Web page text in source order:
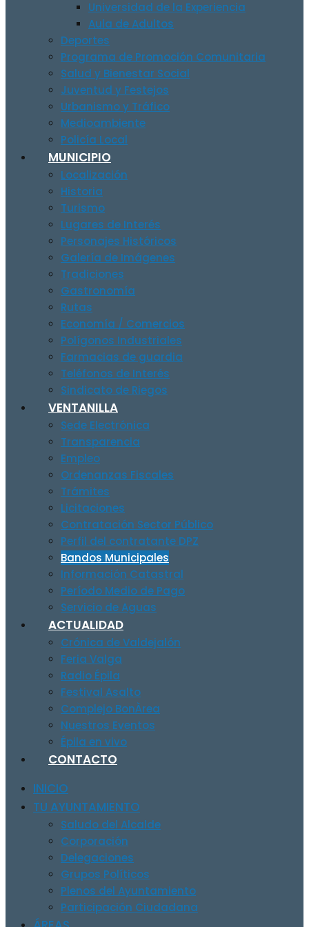
Universidad de la Experiencia
Aula de Adultos
Deportes
Programa de Promoción Comunitaria
Salud y Bienestar Social
Juventud y Festejos
Urbanismo y Tráfico
Medioambiente
Policía Local
MUNICIPIO
Localización
Historia
Turismo
Lugares de Interés
Personajes Históricos
Galería de Imágenes
Tradiciones
Gastronomía
Rutas
Economía / Comercios
Polígonos Industriales
Farmacias de guardia
Teléfonos de Interés
Sindicato de Riegos
VENTANILLA
Sede Electrónica
Transparencia
Empleo
Ordenanzas Fiscales
Trámites
Licitaciones
Contratación Sector Público
Perfil del contratante DPZ
Bandos Municipales
Información Catastral
Período Medio de Pago
Servicio de Aguas
ACTUALIDAD
Crónica de Valdejalón
Feria Valga
Radio Épila
Festival Asalto
Complejo BonÀrea
Nuestros Eventos
Épila en vivo
CONTACTO
INICIO
TU AYUNTAMIENTO
Saludo del Alcalde
Corporación
Delegaciones
Grupos Políticos
Plenos del Ayuntamiento
Participación Ciudadana